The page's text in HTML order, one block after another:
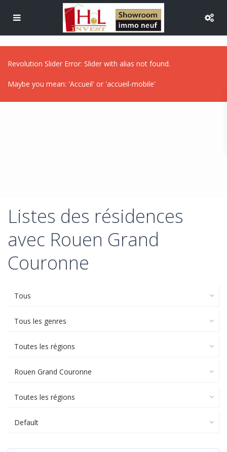
Revolution Slider Error: Slider with alias not found.
Maybe you mean: 'Accueil' or 'accueil-mobile'
Listes des résidences
avec Rouen Grand
Couronne
Tous
Tous les genres
Toutes les régions
Rouen Grand Couronne
Toutes les régions
Default